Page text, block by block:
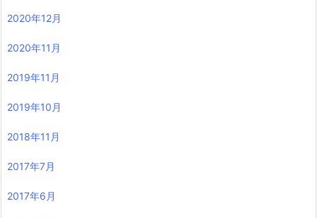
2020年12月
2020年11月
2019年11月
2019年10月
2018年11月
2017年7月
2017年6月